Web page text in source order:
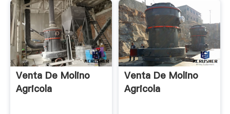
Venta De Molino
Agricola
Venta De Molino
Agricola